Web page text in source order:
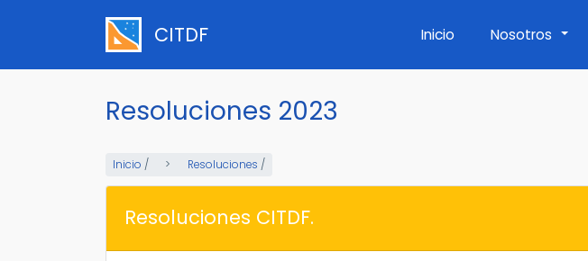
principal
CITDF Inicio +
Nosotros
Resoluciones 2023
Inicio / Resoluciones /
Resoluciones CITDF.